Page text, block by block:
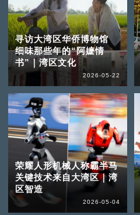
寻访大湾区华侨博物馆
细味那些年的“阿嬷情
书”｜湾区文化
2026-05-22
荣耀人形机械人称霸半马
关键技术来自大湾区｜湾
区智造
2026-05-04